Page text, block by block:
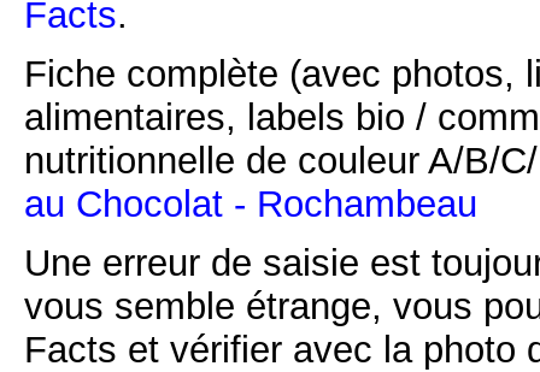
Facts.
Fiche complète (avec photos,
alimentaires, labels bio /
nutritionnelle de couleur A/B/
au Chocolat - Rochambeau
Une erreur de saisie est
vous semble étrange, vous
Facts et vérifier avec la photo